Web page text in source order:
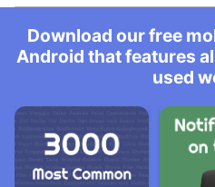
Download our free
Android that features
used